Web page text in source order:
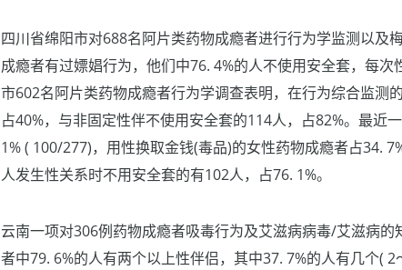
四川省绵阳市对688名阿片类药物成瘾者进行行为学监测以及
成瘾者有过嫖娼行为，他们中76. 4%的人不使用安全套，每
市602名阿片类药物成瘾者行为学调查表明，在行为综合监测
占40%，与非固定性伴不使用安全套的114人，占82%。最近
1% ( 100/277)，用性换取金钱(毒品)的女性药物成瘾者占34.
人发生性关系时不用安全套的有102人，占76. 1%。
云南一项对306例药物成瘾者吸毒行为及艾滋病病毒/艾滋病
者中79. 6%的人有两个以上性伴侣，其中37. 7%的人有几个(